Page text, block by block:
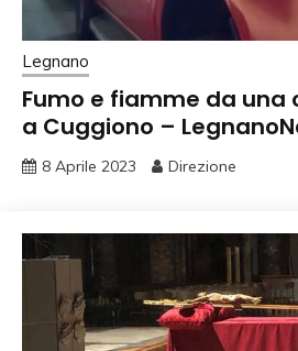
Legnano
Fumo e fiamme da
a Cuggiono –
8 Aprile 2023 Direzione